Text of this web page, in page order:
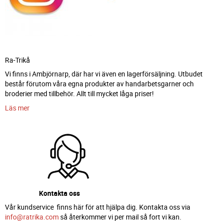
Ra-Trikå
Vi finns i Ambjörnarp, där har vi även en lagerförsäljning. Utbudet
består förutom våra egna produkter av handarbetsgarner och
broderier med tillbehör. Allt till mycket låga priser!
Läs mer
Kontakta oss
Vår kundservice finns här för att hjälpa dig. Kontakta oss via
info@ratrika.comså återkommer vi per mail så fort vi kan.